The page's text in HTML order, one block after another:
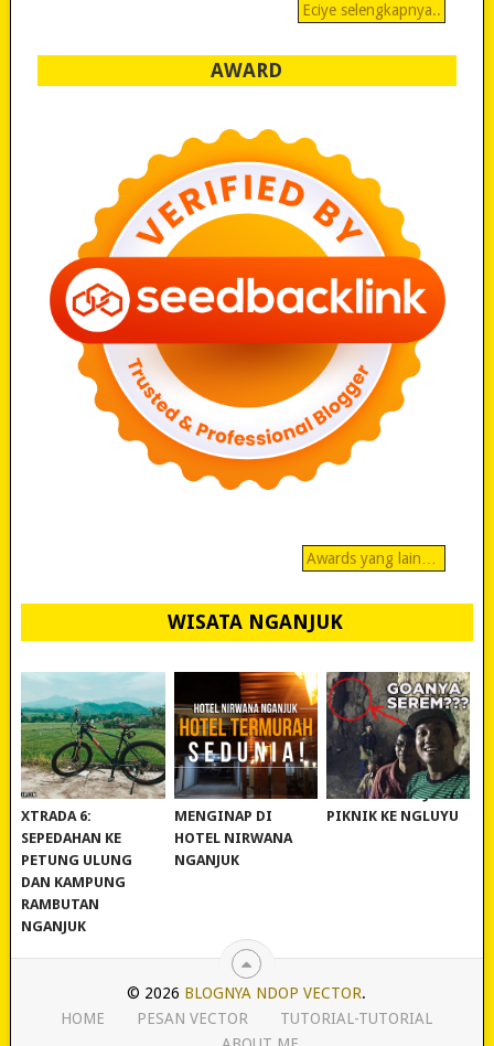
Eciye selengkapnya..
AWARD
Awards yang lain…
WISATA NGANJUK
REVIEW POLYGON
XTRADA 6:
SEPEDAHAN KE
PETUNG ULUNG
DAN KAMPUNG
RAMBUTAN
NGANJUK
MURAH BANGET!
MENGINAP DI
HOTEL NIRWANA
NGANJUK
WISATA NGANJUK:
PIKNIK KE NGLUYU
© 2026 BLOGNYA NDOP VECTOR.
HOME
PESAN VECTOR
TUTORIAL-TUTORIAL